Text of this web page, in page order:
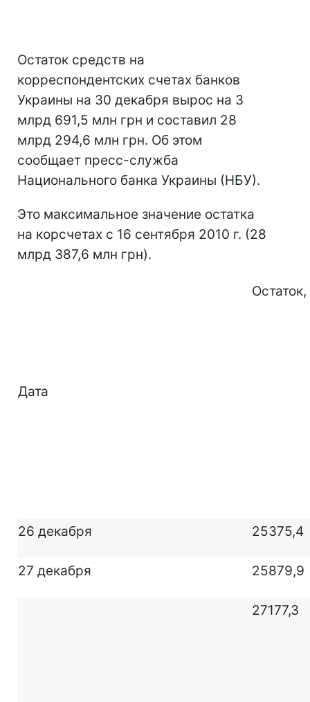
Остаток средств на
корреспондентских счетах банков
Украины на 30 декабря вырос на 3
млрд 691,5 млн грн и составил 28
млрд 294,6 млн грн. Об этом
сообщает пресс-служба
Национального банка Украины (НБУ).
Это максимальное значение остатка
на корсчетах с 16 сентября 2010 г. (28
млрд 387,6 млн грн).
Дата
26 декабря 25375,4
27 декабря 25879,9
27177,3